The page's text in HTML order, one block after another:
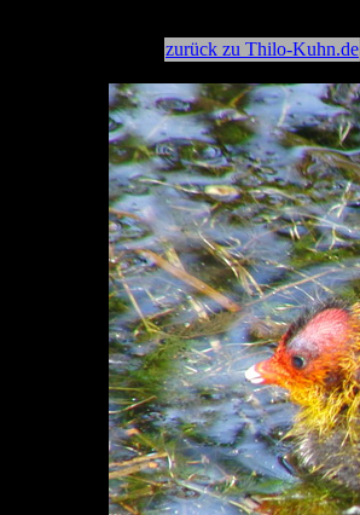
zurück zu Thilo-Kuhn.de